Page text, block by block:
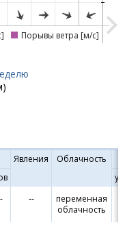
Порывы ветра [м/с]
Явления
Облачность
--
переменная
облачность